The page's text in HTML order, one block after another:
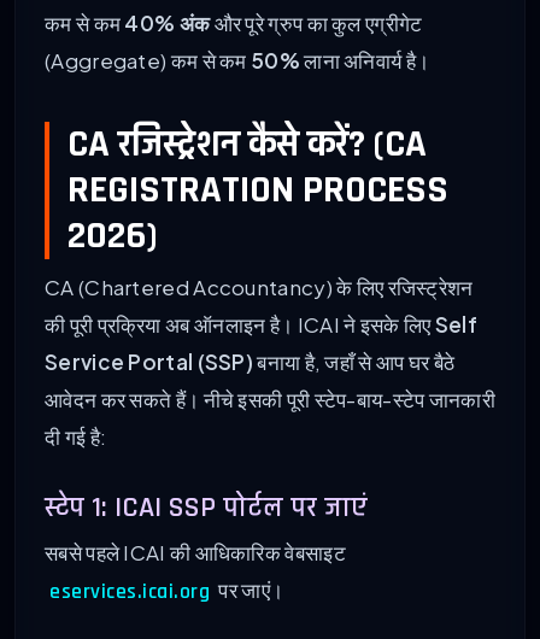
कम से कम40% अंकऔर पूरे ग्रुप का कुल एग्रीगेट
(Aggregate) कम से कम 50%लाना अनिवार्य है।
CA रजिस्ट्रेशन कैसे करें? (CA
REGISTRATION PROCESS
2026)
CA (Chartered Accountancy) के लिए रजिस्ट्रेशन
की पूरी प्रक्रिया अब ऑनलाइन है। ICAI ने इसके लिएSelf
Service Portal (SSP)बनाया है, जहाँ से आप घर बैठे
आवेदन कर सकते हैं। नीचे इसकी पूरी स्टेप-बाय-स्टेप जानकारी
दी गई है:
स्टेप 1: ICAI SSP पोर्टल पर जाएं
सबसे पहले ICAI की आधिकारिक वेबसाइट
eservices.icai.org पर जाएं।